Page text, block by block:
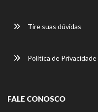
Tire suas dúvidas
Política de Privacidade
FALE CONOSCO